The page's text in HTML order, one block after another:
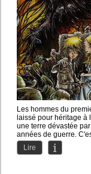
Les hommes du
laissé pour héritage à
une terre dévastée
années de guerre.
Lire